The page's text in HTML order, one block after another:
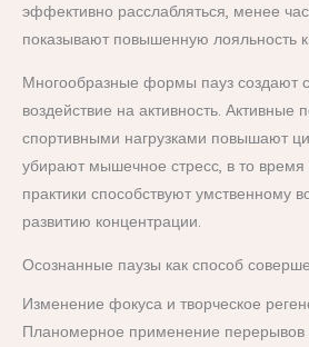
эффективно расслабляться, менее
показывают повышенную лояльность
Многообразные формы пауз создают
воздействие на активность. Активные
спортивными нагрузками повышают
убирают мышечное стресс, в то
практики способствуют умственному
развитию концентрации.
Осознанные паузы как способ
Изменение фокуса и творческое
Планомерное применение перерывов